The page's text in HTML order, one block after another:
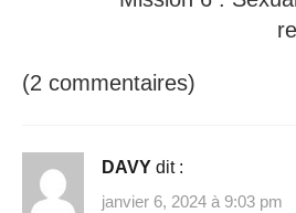
(2 commentaires)
DAVY dit :
janvier 6, 2024 à 9:03 pm